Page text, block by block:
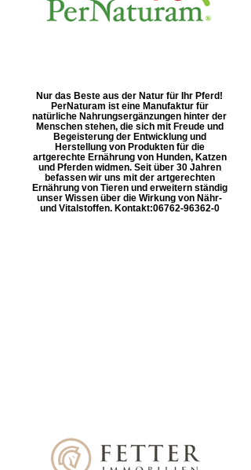
Nur das Beste aus der Natur für Ihr Pferd!
PerNaturam ist eine Manufaktur für
natürliche Nahrungsergänzungen hinter der
Menschen stehen, die sich mit Freude und
Begeisterung der Entwicklung und
Herstellung von Produkten für die
artgerechte Ernährung von Hunden, Katzen
und Pferden widmen. Seit über 30 Jahren
befassen wir uns mit der artgerechten
Ernährung von Tieren und erweitern ständig
unser Wissen über die Wirkung von Nähr-
und Vitalstoffen. Kontakt: ​06762-96362-0